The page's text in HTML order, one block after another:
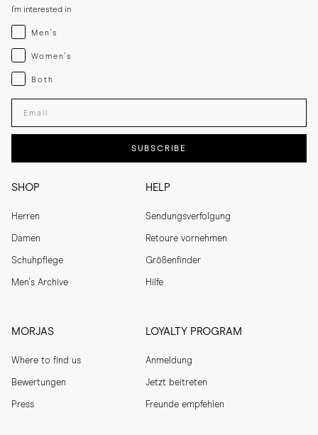
SHOP
Herren
Damen
Schuhpflege
Men's Archive
HELP
Sendungsverfolgung
Retoure vornehmen
Größenfinder
Hilfe
MORJAS
Where to find us
Bewertungen
Press
LOYALTY PROGRAM
Anmeldung
Jetzt beitreten
Freunde empfehlen
I'm interested in
Menswear
Men's
Womenswear
Women's
Both
Both
Enter your email adress
SUBSCRIBE